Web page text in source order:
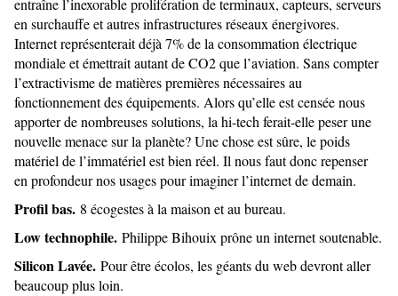
entraîne l’inexorable prolifération de terminaux, capteurs, serveurs
en surchauffe et autres infrastructures réseaux énergivores.
Internet représenterait déjà 7% de la consommation électrique
mondiale et émettrait autant de CO2 que l’aviation. Sans compter
l’extractivisme de matières premières nécessaires au
fonctionnement des équipements. Alors qu’elle est censée nous
apporter de nombreuses solutions, la hi-tech ferait-elle peser une
nouvelle menace sur la planète? Une chose est sûre, le poids
matériel de l’immatériel est bien réel. Il nous faut donc repenser
en profondeur nos usages pour imaginer l’internet de demain.
Profil bas. 8 écogestes à la maison et au bureau.
Low technophile. Philippe Bihouix prône un internet soutenable.
Silicon Lavée. Pour être écolos, les géants du web devront aller
beaucoup plus loin.